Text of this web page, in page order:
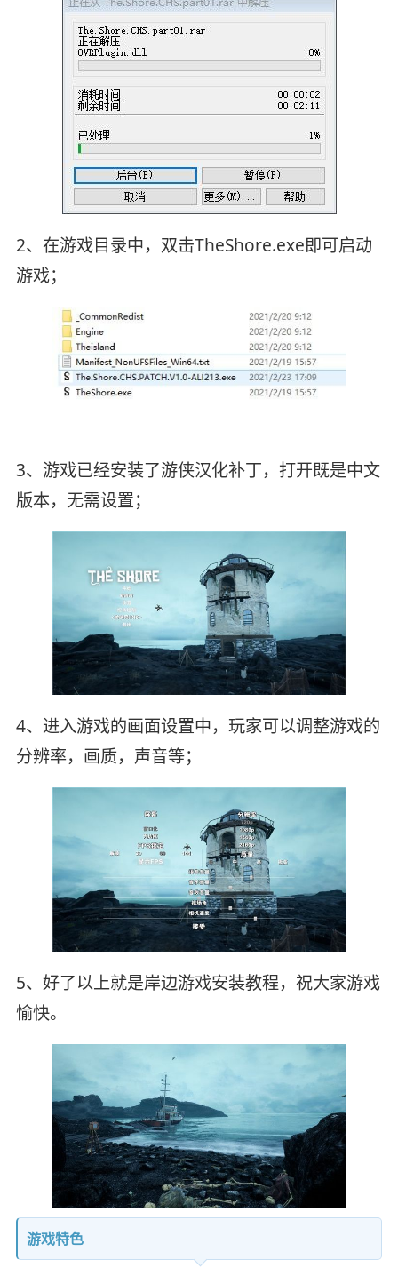
2、在游戏目录中，双击TheShore.exe即可启动
游戏；
3、游戏已经安装了游侠汉化补丁，打开既是中文
版本，无需设置；
4、进入游戏的画面设置中，玩家可以调整游戏的
分辨率，画质，声音等；
5、好了以上就是岸边游戏安装教程，祝大家游戏
愉快。
游戏特色